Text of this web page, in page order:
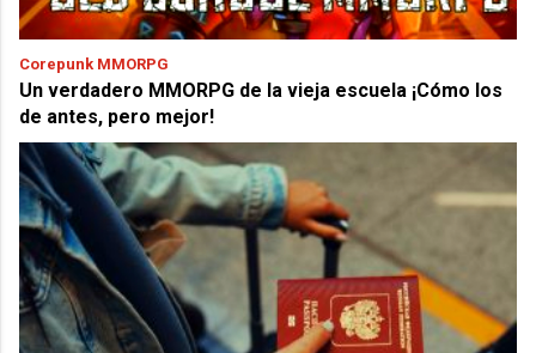
Corepunk MMORPG
Un verdadero MMORPG de la vieja escuela ¡Cómo los
de antes, pero mejor!